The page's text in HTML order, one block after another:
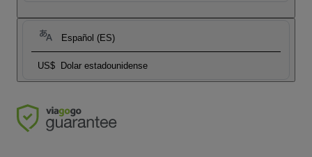
Español (ES)
US$ Dolar estadounidense